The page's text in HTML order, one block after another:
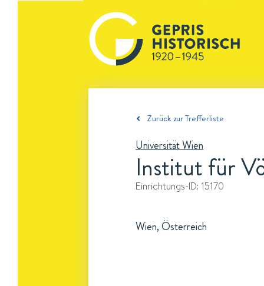
Zurück zur Trefferliste
Universität Wien
Institut für
Einrichtungs-ID: 15170
Wien, Österreich